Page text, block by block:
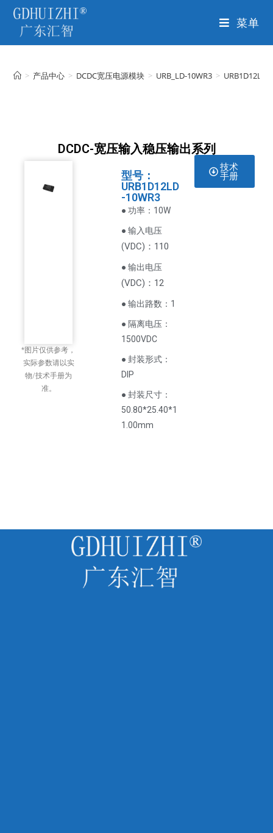
菜单
> 产品中心 > DCDC宽压电源模块 > URB_LD-10WR3 > URB1D12LD-
DCDC-宽压输入稳压输出系列
*图片仅供参考，
实际参数请以实
物/技术手册为
准。
型号：
URB1D12LD
-10WR3
● 功率：10W
● 输入电压
(VDC)：110
● 输出电压
(VDC) ：12
● 输出路数：1
● 隔离电压：
1500VDC
● 封装形式：
DIP
● 封装尺寸：
50.80*25.40*1
1.00mm
技术
手册